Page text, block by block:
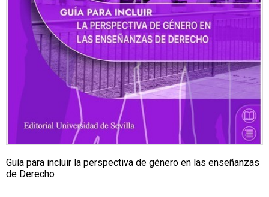
Guía para incluir la perspectiva de género en las enseñanzas
de Derecho